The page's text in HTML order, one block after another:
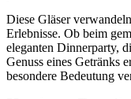
Diese Gläser
Erlebnisse. Ob beim
eleganten Dinnerparty,
Genuss eines Getränks
besondere Bedeutung